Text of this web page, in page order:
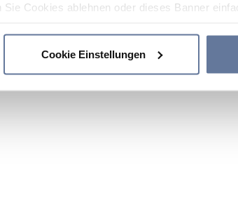
Cookies ablehnen oder dieses Banner
Cookie Einstellungen